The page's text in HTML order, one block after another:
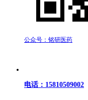
公众号：铭研医药
电话：15810509002